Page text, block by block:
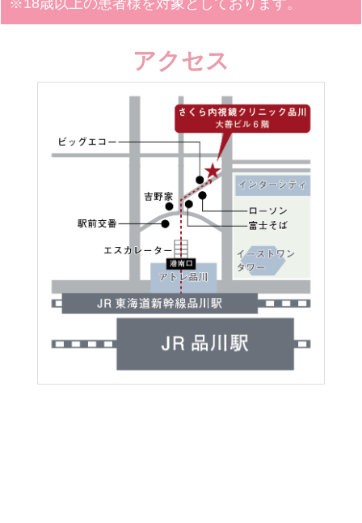
※18歳以上の患者様を対象としております。
アクセス